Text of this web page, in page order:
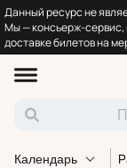
Данный ресурс не
Мы — консьерж-сервис,
доставке билетов на
Календарь